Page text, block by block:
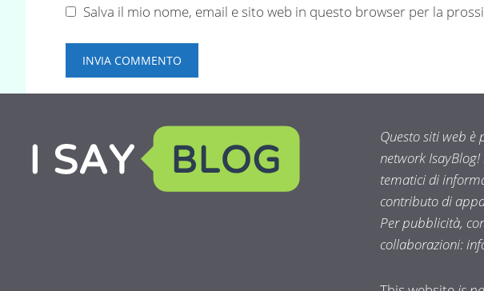
Salva il mio nome, email e sito web in questo browser per la
Questo siti web è
network
tematici di
contributo di
Per pubblicità,
collaborazioni: